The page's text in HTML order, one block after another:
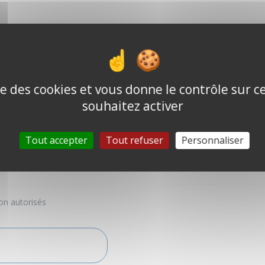
autorisés
1 Avis sur cette
Mercredi 19 Février
Michael sait accueillir !
des cookies et vous donne le contrôle sur
souhaitez activer
Tout accepter Tout refuser Personnaliser